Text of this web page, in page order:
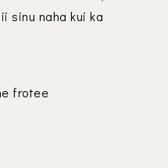
sinu naha kui ka
frotee